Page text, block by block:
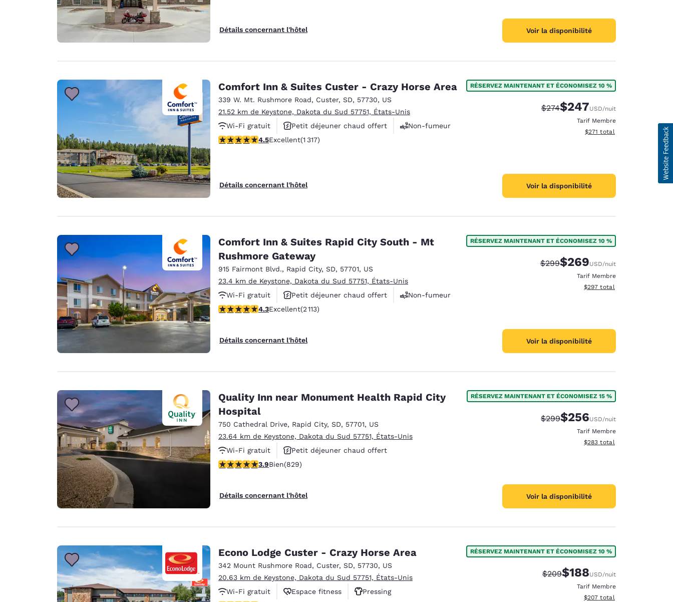
Détails concernant l'hôtel Voir la disponibilité
Comfort Inn & Suites Custer - Crazy Horse Area
339 W. Mt. Rushmore Road, Custer, SD, 57730, US
21.52 km de Keystone, Dakota du Sud 57751, États-Unis
Wi-Fi gratuit
Petit déjeuner chaud offert
Non-fumeur
4.49 étoiles. Excellent. 1317 commentaires
4.5Excellent(1 317)
Détails concernant l'hôtel
RÉSERVEZ MAINTENANT ET ÉCONOMISEZ 10 %
Tarif barré :
$274Tarif réduit :
$247USD/nuit
Tarif Membre
Afficher les détails du total
$271 total
Voir la disponibilité
Comfort Inn & Suites Rapid City South - Mt
Rushmore Gateway
915 Fairmont Blvd., Rapid City, SD, 57701, US
23.4 km de Keystone, Dakota du Sud 57751, États-Unis
Wi-Fi gratuit
Petit déjeuner chaud offert
Non-fumeur
4.34 étoiles. Excellent. 2113 commentaires
4.3Excellent(2 113)
Détails concernant l'hôtel
RÉSERVEZ MAINTENANT ET ÉCONOMISEZ 10 %
Tarif barré :
$299Tarif réduit :
$269USD/nuit
Tarif Membre
Afficher les détails du total
$297 total
Voir la disponibilité
Quality Inn near Monument Health Rapid City
Hospital
750 Cathedral Drive, Rapid City, SD, 57701, US
23.64 km de Keystone, Dakota du Sud 57751, États-Unis
Wi-Fi gratuit
Petit déjeuner chaud offert
Animaux acceptés
3.92 étoiles. Bien. 829 commentaires
3.9Bien(829)
Détails concernant l'hôtel
RÉSERVEZ MAINTENANT ET ÉCONOMISEZ 15 %
Tarif barré :
$299Tarif réduit :
$256USD/nuit
Tarif Membre
Afficher les détails du total
$283 total
Voir la disponibilité
Econo Lodge Custer - Crazy Horse Area
342 Mount Rushmore Road, Custer, SD, 57730, US
20.63 km de Keystone, Dakota du Sud 57751, États-Unis
Wi-Fi gratuit
Espace fitness
Pressing
RÉSERVEZ MAINTENANT ET ÉCONOMISEZ 10 %
Tarif barré :
$209Tarif réduit :
$188USD/nuit
Tarif Membre
Afficher les détails du total
$207 total